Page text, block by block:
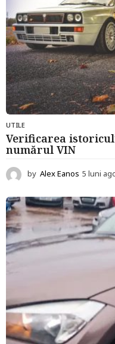
UTILE
Verificarea
numărul VIN
by Alex Eanos 5 luni